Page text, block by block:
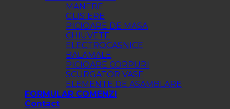
MANERE
GLISIERE
PICIOARE DE MASA
CHIUVETE
ELECTROCASNICE
BALAMALE
PICIOARE CORPURI
SCURGATOR VASE
ELEMENTE DE ASAMBLARE
FORMULAR COMENZI
Contact